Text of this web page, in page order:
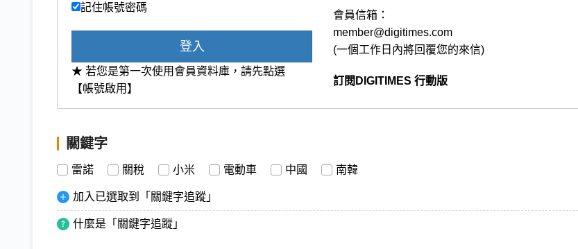
記住帳號密碼
登入
★ 若您是第一次使用會員資料庫，請先點選
【帳號啟用】
會員信箱：
member@digitimes.com
(一個工作日內將回覆您的來信)
訂閱DIGITIMES 行動版
關鍵字
雷諾 關稅 小米 電動車 中國 南韓
加入已選取到「關鍵字追蹤」
什麼是「關鍵字追蹤」